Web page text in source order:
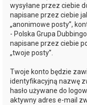
wysyłane przez ciebie
napisane przez ciebie
„anonimowe posty”,
- Polska Grupa
napisane przez ciebie
„twoje posty”.
Twoje konto będzie
identyfikacyjną nazwę
hasło używane do
aktywny adres e-mail